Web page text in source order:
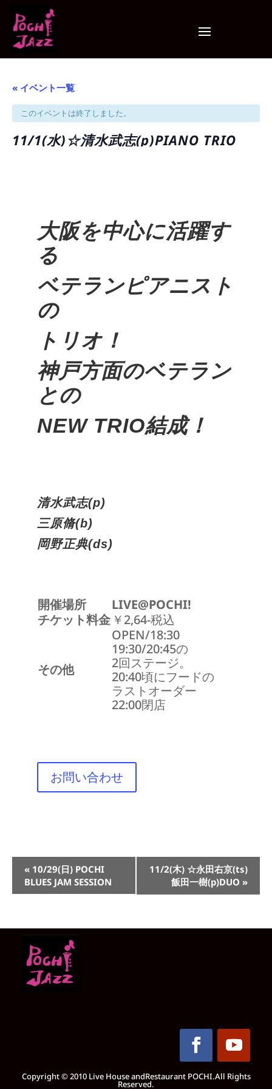
« イベント一覧
このイベントは終了しました。
11/1(水)☆清水武志(p)PIANO TRIO
大阪を中心に活躍す
る
ベテランピアニスト
の
トリオ！
神戸方面のベテラン
との
NEW TRIO結成！
清水武志(p)
三原脩(b)
岡野正典(ds)
開催場所
LIVE@POCHI!
チケット料金 ￥2,64-税込
その他
OPEN/18:30
19:30/20:45の
2回ステージ。
20:40頃にフードの
ラストオーダー
22:00閉店
お問い合わせ
イ
ベ
ン
ビ
ゲ
ー
シ
ョ
« 10/29(日) POCHI
BLUES JAM SESSION
11/2(木) ☆永田右京(ts)
飯田一樹(p)DUO »
Copyright © 2010 Live House andRestaurant POCHI.All Rights
Reserved.